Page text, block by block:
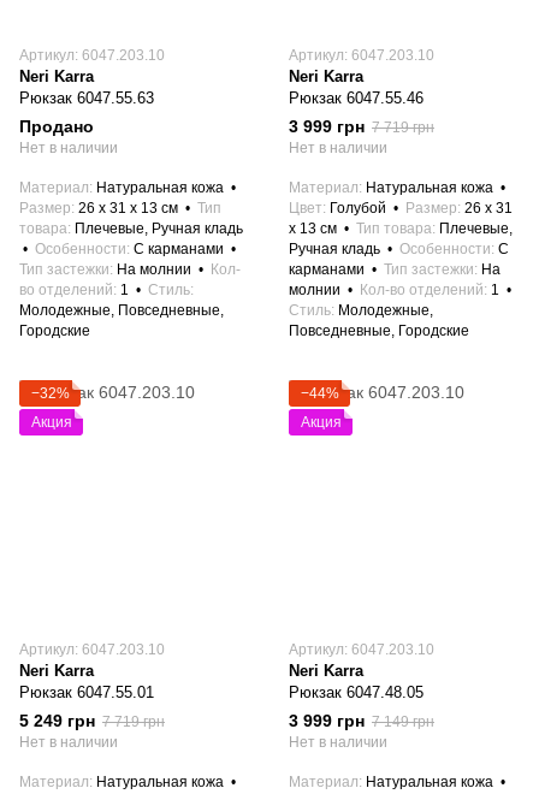
Артикул: 6047.203.10
Neri Karra
Рюкзак 6047.55.63
Продано
Нет в наличии
Материал
Натуральная кожа
Размер 26 x 31 x 13 см
Тип
товара Плечевые, Ручная кладь
Особенности С карманами
Тип застежки
На молнии
Кол-
во отделений 1
Стиль
Молодежные, Повседневные,
Городские
Артикул: 6047.203.10
Neri Karra
Рюкзак 6047.55.46
3 999 грн 7 719 грн
Нет в наличии
Материал
Натуральная кожа
Цвет
Голубой Размер 26 x 31
x 13 см
Тип товара Плечевые,
Ручная кладь
Особенности С
карманами
Тип застежки
На
молнии
Кол-во отделений 1
Стиль Молодежные,
Повседневные, Городские
−32%
Акция
Артикул: 6047.203.10
Neri Karra
Рюкзак 6047.55.01
5 249 грн 7 719 грн
Нет в наличии
Материал
Натуральная кожа
−44%
Акция
Артикул: 6047.203.10
Neri Karra
Рюкзак 6047.48.05
3 999 грн 7 149 грн
Нет в наличии
Материал
Натуральная кожа